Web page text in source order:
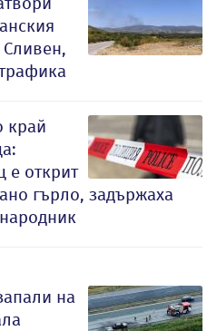
Сливен,
край
е открит
гърло, задържаха
на